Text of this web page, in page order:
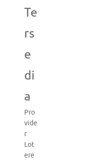
Te
rs
e
di
a
Pro
vide
r
Lot
ere